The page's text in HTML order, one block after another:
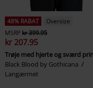
48% RABAT
Oversize
MSRPkr 399.95
kr 207.95
Trøje med hjerte og sværd
Black Blood by Gothicana
Langærmet